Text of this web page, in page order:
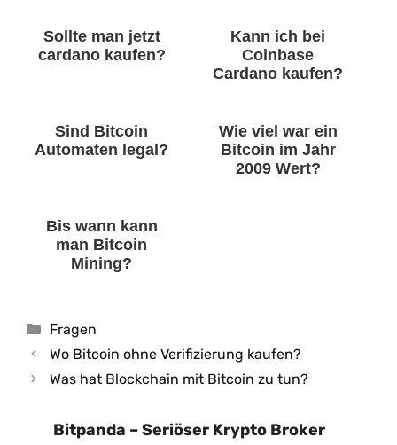
Sollte man jetzt
cardano kaufen?
Kann ich bei
Coinbase
Cardano kaufen?
Sind Bitcoin
Automaten legal?
Wie viel war ein
Bitcoin im Jahr
2009 Wert?
Bis wann kann
man Bitcoin
Mining?
Kategorien
Fragen
Wo Bitcoin ohne Verifizierung kaufen?
Was hat Blockchain mit Bitcoin zu tun?
Bitpanda – Seriöser Krypto Broker